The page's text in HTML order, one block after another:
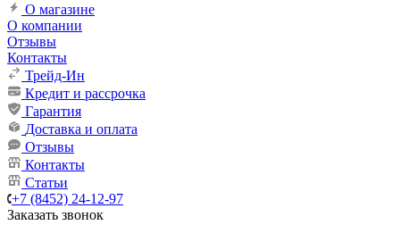
О магазине
О компании
Отзывы
Контакты
Трейд-Ин
Кредит и рассрочка
Гарантия
Доставка и оплата
Отзывы
Контакты
Статьи
+7 (8452) 24-12-97
Заказать звонок